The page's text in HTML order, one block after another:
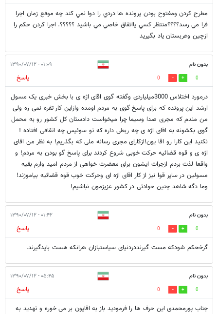
مطرح كردن ومفتوح بودن پرونده ها دردي را دوا نمي كند چه موقع زمان اجرا
فرا مي رسد؟؟؟؟منتظر كسي يااتفاق خاصي مي باشيد ؟؟؟؟؟. اجرا كردن حكم را
ازچين وعربستان ياد بگيريد
بدون نام ۰۱:۰۹ - ۱۳۹۰/۰۷/۱۲
0
0
پاسخ
درمورد اختلاس 3000میلیاردی وگفته گوی اقای اژه ی با بخش خبری یک مسول
ارشد این پرونده که برای پاسخ گوی به مردم اومده وازاین کار تفره نمی ره ولی
من مندم که مجری صدا وسیما چرا میخواست دادستان کل کشور رو به محمل
گوی بکشونه به اقای اژه ی چه ربطی داره که تو سوئیس چه اتفاقی افتاده !
نکنید این کارا رو اقا یون!ازکارای مجری رسانه ملی که بگذریم! به نظر من اقای
اژه ی و قوه قضائیه حرکت خوبی شروع کردند برای پاسخ گو بودن به مردم! و
واقعا لذت بردم ازجرات ایشون برای معضرت خواهی از مردم امید وارم بقیه
مسولین در سایر قوا نیز از کار اقای اژه ای وحرکت خوب قوه قضائیه بیاموزند!
وما دگه شاهد چنین حوادثی در کشور عزیزمون نباشیم!
بدون نام ۰۱:۴۲ - ۱۳۹۰/۰۷/۱۲
0
0
پاسخ
گرخحکم شودکه مست گیرنددردنیای سیاستبازان هرانکه هست بایدگیرند.
بدون نام ۰۵:۴۵ - ۱۳۹۰/۰۷/۱۲
0
0
پاسخ
جناب پورمحمدی این حرف ها را فرمودید باز به اقایون بر می خوره و تهدید به